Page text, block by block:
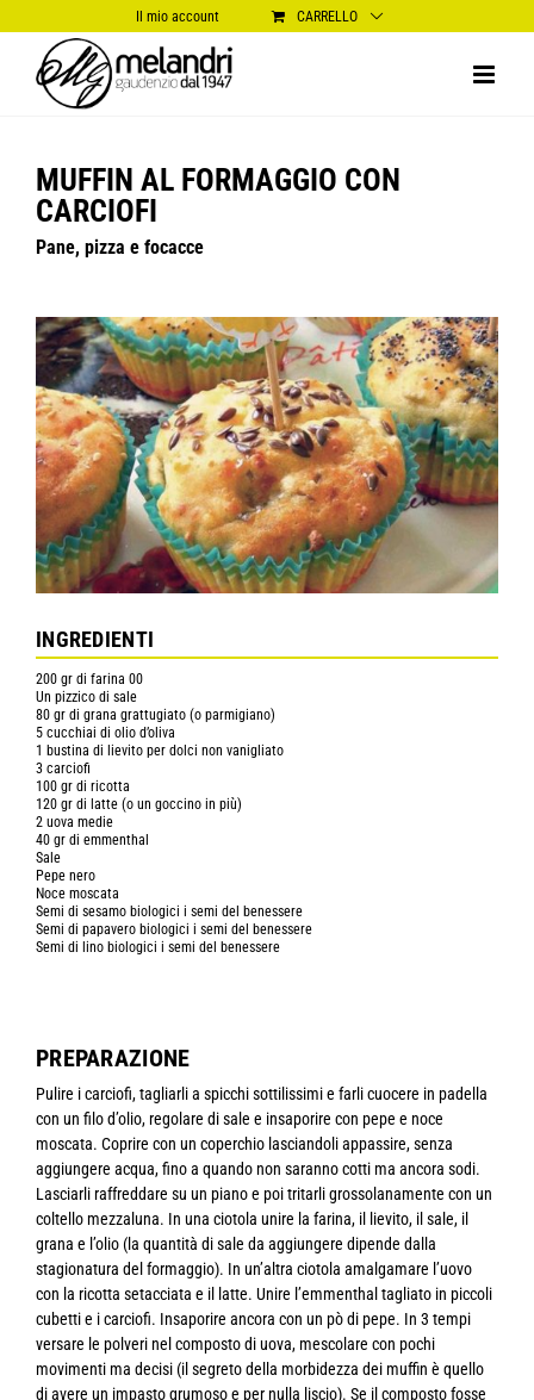
al
contenuto
Il mio account CARRELLO
MUFFIN AL FORMAGGIO CON
CARCIOFI
Pane, pizza e focacce
INGREDIENTI
200 gr di farina 00
Un pizzico di sale
80 gr di grana grattugiato (o parmigiano)
5 cucchiai di olio d’oliva
1 bustina di lievito per dolci non vanigliato
3 carciofi
100 gr di ricotta
120 gr di latte (o un goccino in più)
2 uova medie
40 gr di emmenthal
Sale
Pepe nero
Noce moscata
Semi di sesamo biologici i semi del benessere
Semi di papavero biologici i semi del benessere
Semi di lino biologici i semi del benessere
PREPARAZIONE
Pulire i carciofi, tagliarli a spicchi sottilissimi e farli cuocere in padella
con un filo d’olio, regolare di sale e insaporire con pepe e noce
moscata. Coprire con un coperchio lasciandoli appassire, senza
aggiungere acqua, fino a quando non saranno cotti ma ancora sodi.
Lasciarli raffreddare su un piano e poi tritarli grossolanamente con un
coltello mezzaluna. In una ciotola unire la farina, il lievito, il sale, il
grana e l’olio (la quantità di sale da aggiungere dipende dalla
stagionatura del formaggio). In un’altra ciotola amalgamare l’uovo
con la ricotta setacciata e il latte. Unire l’emmenthal tagliato in piccoli
cubetti e i carciofi. Insaporire ancora con un pò di pepe. In 3 tempi
versare le polveri nel composto di uova, mescolare con pochi
movimenti ma decisi (il segreto della morbidezza dei muffin è quello
di avere un impasto grumoso e per nulla liscio). Se il composto fosse